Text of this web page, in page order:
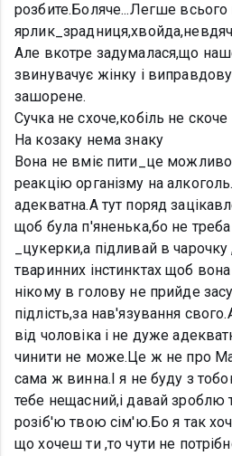
розбите.Боляче...Легше всього
Але вкотре задумалася,що
звинувачує жінку і
зашорене.
Сучка не схоче,кобіль не скоче
На козаку нема знаку
Вона не вміє пити_це
реакцію організму на
адекватна.А тут поряд
щоб була п'яненька,бо не треба
_цукерки,а підливай в
тваринних інстинктах щоб вона
нікому в голову не прийде
підлість,за нав'язування
від чоловіка і не дуже
чинити не може.Це ж не про
сама ж винна.І я не буду з
тебе нещасний,і давай зроблю
розіб'ю твою сім'ю.Бо я так
що хочеш ти ,то чути не